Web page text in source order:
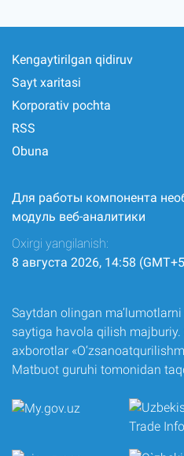
Kengaytirilgan qidiruv
Sayt xaritasi
Korporativ pochta
RSS
Obuna
Для работы компонента
модуль веб-аналитики
Oxirgi yangilanish:
8 августа 2026, 14:58
Saytdan olingan
saytiga havola qilish
axborotlar
Matbuot guruhi tomonidan